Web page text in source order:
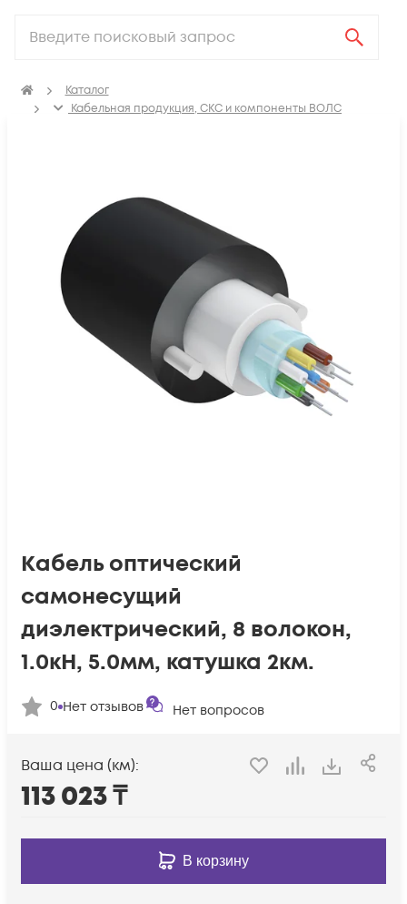
Каталог
Кабельная продукция, СКС и компоненты ВОЛС
Кабель оптический
самонесущий
диэлектрический, 8 волокон,
1.0кН, 5.0мм, катушка 2км.
0 Нет отзывов Нет вопросов
Ваша цена (км):
113 023₸
В корзину